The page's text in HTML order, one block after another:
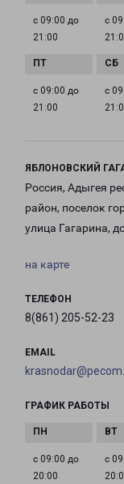
с 09:00 до
21:00
с
с 09:00 до
21:00
с
ЯБЛОНОВСКИЙ
Россия, Адыгея
район, поселок
улица Гагарина,
на карте
ТЕЛЕФОН
8(861) 205-52-23
EMAIL
ГРАФИК РАБОТЫ
с 09:00 до
20:00
с